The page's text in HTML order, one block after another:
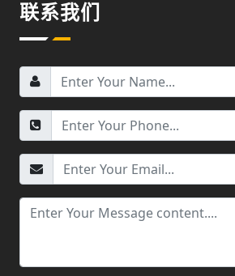
联系我们